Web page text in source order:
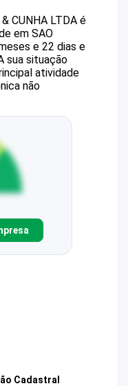
CUNHA LTDA é
em SAO
e 22 dias e
sua situação
atividade
não
Cadastral